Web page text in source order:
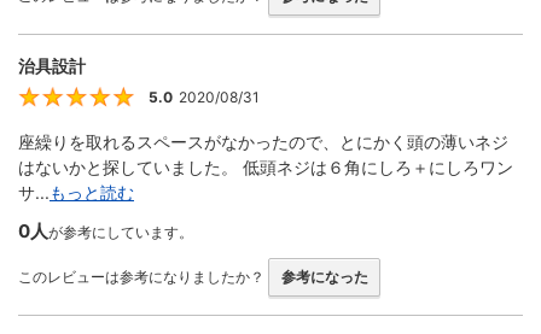
治具設計
5
5.0 2020/08/31
座繰りを取れるスペースがなかったので、とにかく頭の薄いネジ
はないかと探していました。 低頭ネジは６角にしろ＋にしろワン
サ...もっと読む
0人が参考にしています。
このレビューは参考になりましたか？ 参考になった